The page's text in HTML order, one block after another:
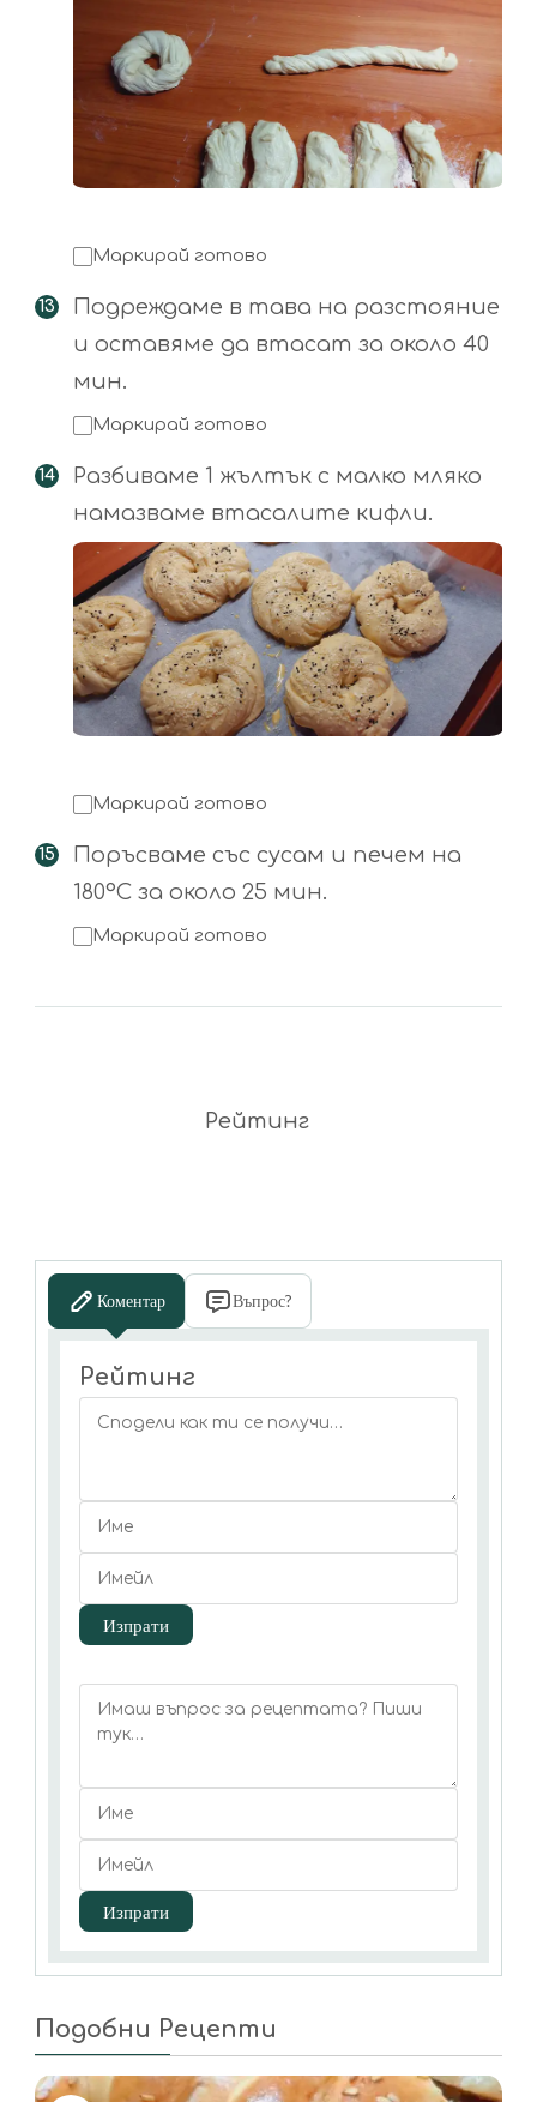
Маркирай готово
Подреждаме в тава на разстояние
и оставяме да втасат за около 40
мин.
Маркирай готово
Разбиваме 1 жълтък с малко мляко
намазваме втасалите кифли.
Маркирай готово
Поръсваме със сусам и печем на
180°С за около 25 мин.
Маркирай готово
Рейтинг
Коментар Въпрос?
Рейтинг
Подобни Рецепти